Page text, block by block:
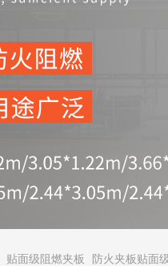
贴面级阻燃夹板
防火夹板贴面